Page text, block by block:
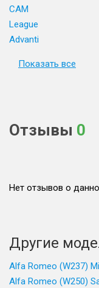
CAM
League
Advanti
Показать все
Отзывы 0
Нет отзывов о
Другие
Alfa Romeo (W237)
Alfa Romeo (W250)